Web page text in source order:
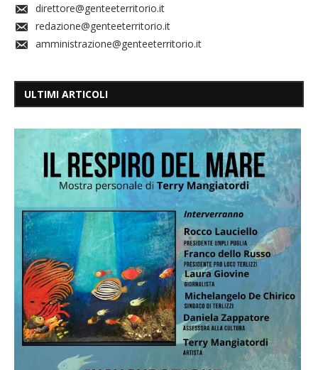
direttore@genteeterritorio.it
redazione@genteeterritorio.it
amministrazione@genteeterritorio.it
ULTIMI ARTICOLI